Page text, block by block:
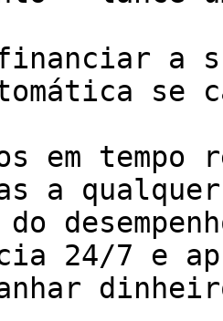
a
se
em tempo
a qualquer
24/7 e